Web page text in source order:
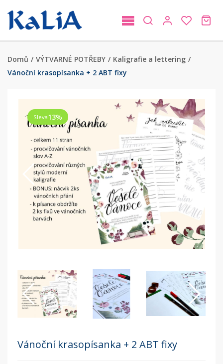
Domů / VÝTVARNÉ POTŘEBY / Kaligrafie a lettering /
Vánoční krasopísanka + 2 ABT fixy
Sleva13%
Vánoční krasopísanka + 2 ABT fixy